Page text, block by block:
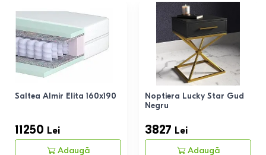
Saltea Almir Elita 160x190
11250 Lei
Adaugă
Noptiera Lucky Star Gud
Negru
3827 Lei
Adaugă